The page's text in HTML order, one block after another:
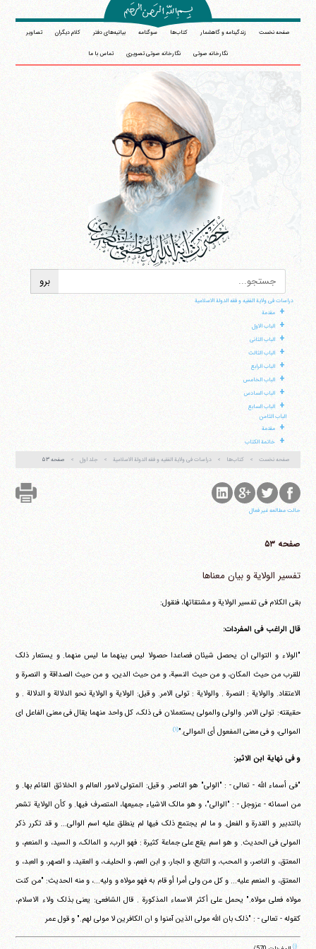
صفحه نخست زندگینامه و گاهشمار کتاب‌ها سوگنامه بیانیه‌های دفتر کلام دیگران تصاویر
نگارخانه صوتی نگارخانه صوتی تصویری تماس با ما
دراسات فی ولایة الفقیه و فقه الدولة الاسلامیة
+ مقدمة
+ الباب الاول
+ الباب الثانی
+ الباب الثالث
+ الباب الرابع
+ الباب الخامس
+ الباب السادس
+
الباب السابع
الباب الثامن
+ مقدمة
+ خاتمة الکتاب
صفحه نخست کتاب‌ها دراسات فی ولایة الفقیه و فقه الدولة الاسلامیة جلد اول صفحه ۵۳
حالت مطالعه غیر فعال
صفحه ۵۳
تفسیر الولایة و بیان معناها
بقی الکلام فی تفسیر الولایة و مشتقاتها، فنقول:
قال الراغب فی المفردات:
"الولاء و التوالی ان یحصل شیئان فصاعدا حصولا لیس بینهما ما لیس منهما. و یستعار ذلک
للقرب من حیث المکان، و من حیث النسبة، و من حیث الدین، و من حیث الصداقة و النصرة و
الاعتقاد. والولایة : النصرة . والولایة : تولی الامر. و قیل: الولایة و الولایة نحو الدلالة و الدلالة . و
حقیقته: تولی الامر. والولی والمولی یستعملان فی ذلک، کل واحد منهما یقال فی معنی الفاعل ای
الموالی، و فی معنی المفعول أی الموالی."(۱)
و فی نهایة ابن الاثیر:
"فی أسماء الله - تعالی - : "الولی" هو الناصر. و قیل: المتولی لامور العالم و الخلائق القائم بها. و
من اسمائه - عزوجل - : "الوالی"، و هو مالک الاشیاء جمیعها، المتصرف فیها. و کأن الولایة تشعر
بالتدبیر و القدرة و الفعل. و ما لم یجتمع ذلک فیها لم ینطلق علیه اسم الوالی... و قد تکرر ذکر
المولی فی الحدیث. و هو اسم یقع علی جماعة کثیرة : فهو الرب، و المالک، و السید، و المنعم، و
المعتق، و الناصر، و المحب، و التابع، و الجار، و ابن العم، و الحلیف، و العقید، و الصهر، و العبد، و
المعتق، و المنعم علیه... و کل من ولی أمرا أو قام به فهو مولاه و ولیه...، و منه الحدیث: "من کنت
مولاه فعلی مولاه." یحمل علی أکثر الاسماء المذکورة . قال الشافعی: یعنی بذلک ولاء الاسلام،
کقوله - تعالی - : "ذلک بان الله مولی الذین آمنوا و ان الکافرین لا مولی لهم."و قول عمر
(۱)